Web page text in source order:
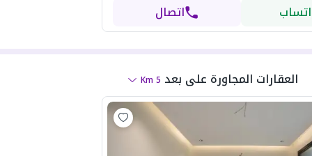
اتصال
العقارات المجاورة على بعد 5
Km